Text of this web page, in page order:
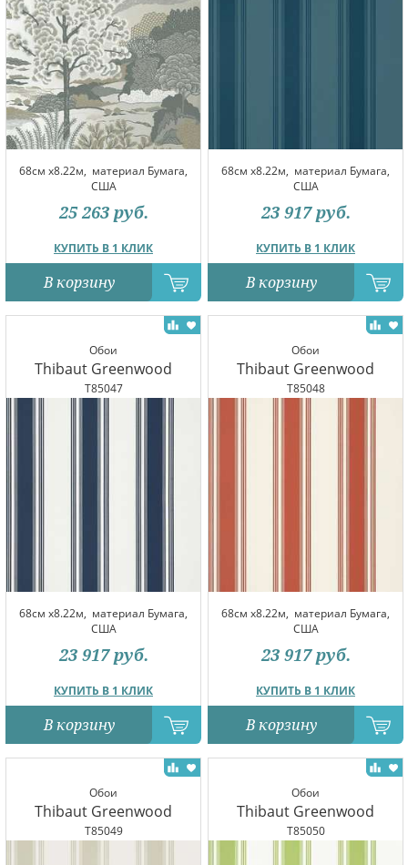
68см x8.22м, материал Бумага,
США
КУПИТЬ В 1 КЛИК
25 263 руб.
В корзину
68см x8.22м, материал Бумага,
США
КУПИТЬ В 1 КЛИК
23 917 руб.
В корзину
Обои
Thibaut Greenwood
T85047
68см x8.22м, материал Бумага,
США
КУПИТЬ В 1 КЛИК
23 917 руб.
В корзину
Обои
Thibaut Greenwood
T85048
68см x8.22м, материал Бумага,
США
КУПИТЬ В 1 КЛИК
23 917 руб.
В корзину
Обои
Thibaut Greenwood
T85049
Обои
Thibaut Greenwood
T85050